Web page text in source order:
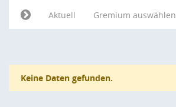
Aktuell
Gremium auswählen
Keine Daten gefunden.